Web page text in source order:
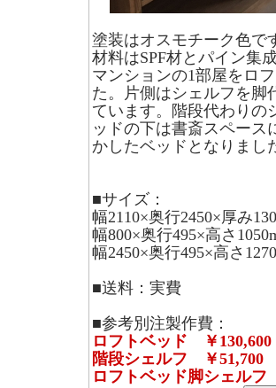
塗装はオスモチーク色で
材料はSPF材とパイン集
マンションの1部屋をロ
た。片側はシェルフを脚
ています。階段代わりの
ッドの下は書斎スペース
かしたベッドとなりまし
■サイズ：
幅2110×奥行2450×厚み
幅800×奥行495×高さ
幅2450×奥行495×高さ
■送料：実費
■参考別注製作費：
ロフトベッド ￥130,600
階段シェルフ ￥51,700
ロフトベッド脚シェル